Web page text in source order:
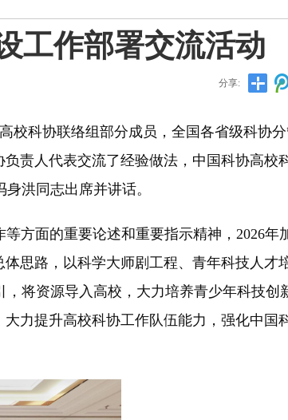
工作部署交流活动
分享:
科协联络组部分成员，全国各省级科协
责人代表交流了经验做法，中国科协高校
洪同志出席并讲话。
面的重要论述和重要指示精神，2026年
思路，以科学大师剧工程、青年科技人才
将资源导入高校，大力培养青少年科技创
力提升高校科协工作队伍能力，强化中国